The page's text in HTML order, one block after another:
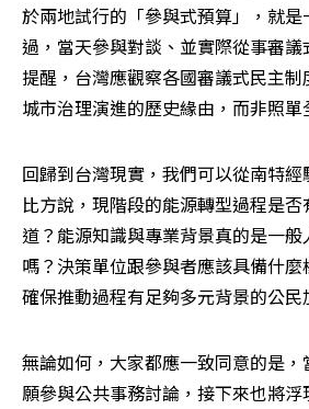
於兩地試行的「參與式預算」，就
過，當天參與對談、並實際從事審
提醒，台灣應觀察各國審議式民主
城市治理演進的歷史緣由，而非照單
回歸到台灣現實，我們可以從南特經
比方說，現階段的能源轉型過程是
道？能源知識與專業背景真的是一
嗎？決策單位跟參與者應該具備什
確保推動過程有足夠多元背景的公民
無論如何，大家都應一致同意的是
願參與公共事務討論，接下來也將